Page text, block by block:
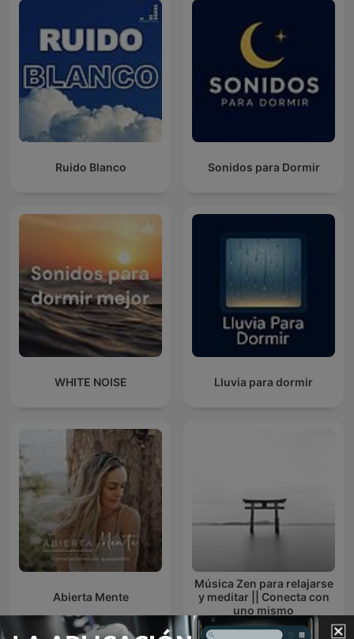
Ruido Blanco Sonidos para Dormir
WHITE NOISE Lluvia para dormir
Abierta Mente
Música Zen para relajarse
y meditar || Conecta con
uno mismo